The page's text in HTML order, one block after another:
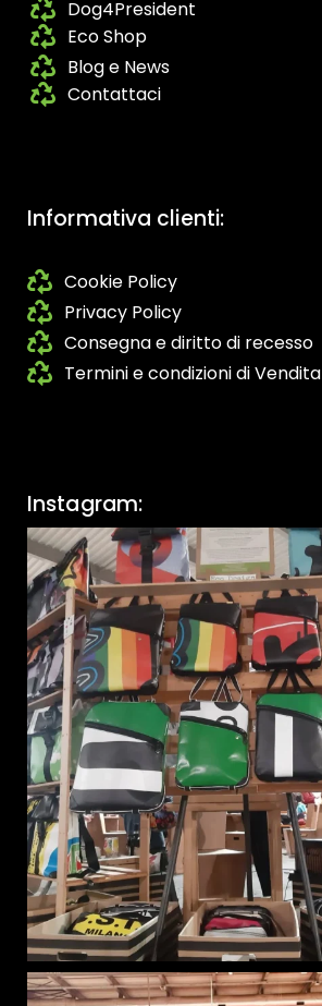
Dog4President
Eco Shop
Blog e News
Contattaci
Informativa clienti:
Cookie Policy
Privacy Policy
Consegna e diritto di recesso
Termini e condizioni di Vendita
Instagram: